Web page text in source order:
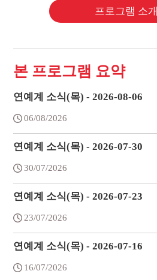
프로그램 소개
본 프로그램 요약
연예계 소식(목) - 2026-08-06
06/08/2026
연예계 소식(목) - 2026-07-30
30/07/2026
연예계 소식(목) - 2026-07-23
23/07/2026
연예계 소식(목) - 2026-07-16
16/07/2026